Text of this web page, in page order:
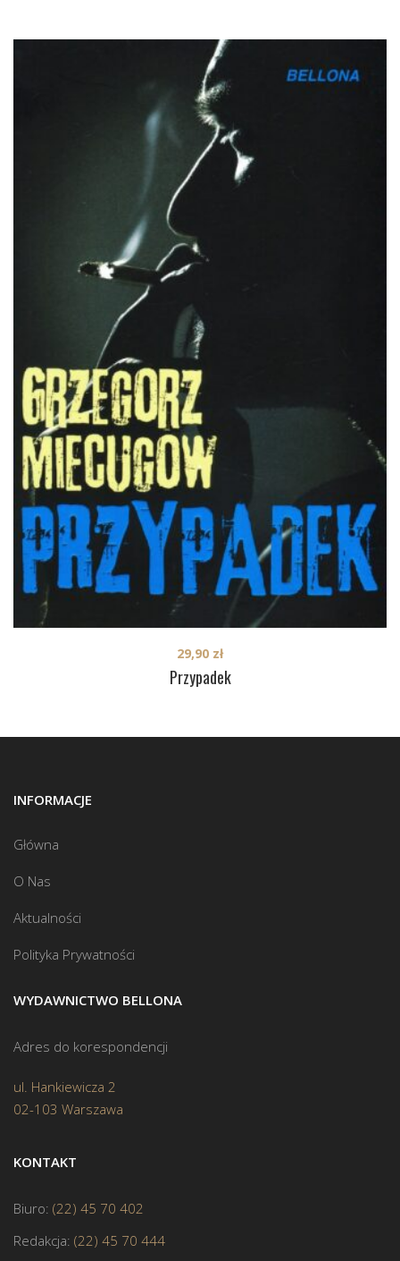
Przypadek
29,90 zł
INFORMACJE
Główna
O Nas
Aktualności
Polityka Prywatności
WYDAWNICTWO BELLONA
Adres do korespondencji
ul. Hankiewicza 2
02-103 Warszawa
KONTAKT
Biuro: (22) 45 70 402
Redakcja: (22) 45 70 444